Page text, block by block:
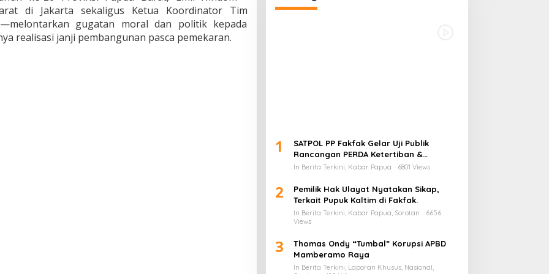
di Jakarta sekaligus Ketua Koordinator Tim
gugatan moral dan politik kepada
realisasi janji pembangunan pasca pemekaran.
1
SATPOL PP Fakfak Gelar Uji Publik
Rancangan PERDA Ketertiban &
Ketentraman serta Perlindungan
In Berita Terkini, Kabar Papua 6801 Views
2
Pemilik Hak Ulayat Nyatakan Sikap,
Terkait Pupuk Kaltim di Fakfak.
In Berita Terkini, Kabar Papua, Sorotan
6656
Views
3
Thomas Ondy “Tumbal” Korupsi APBD
Mamberamo Raya
In Berita Terkini, Laporan Khusus, Nasional,